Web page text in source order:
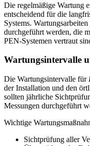
Die regelmäßige Wartung
entscheidend für die
Systems.
durchgeführt werden, die
PEN-Systemen vertraut
Wartungsintervalle
Die Wartungsintervalle für
der Installation und den
sollten jährliche
Messungen durchgeführt
Wichtige
Sichtprüfung aller